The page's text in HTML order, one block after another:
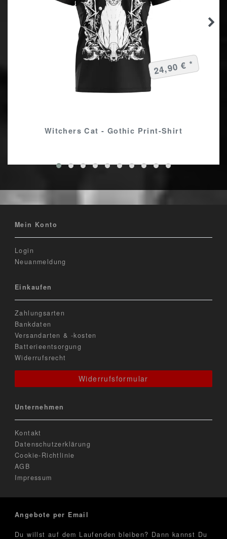
Witchers Cat - Gothic Print-Shirt
24,90 € *
Mein Konto
Login
Neuanmeldung
Einkaufen
Zahlungsarten
Bankdaten
Versandarten & -kosten
Batterieentsorgung
Widerrufsrecht
Widerrufsformular
Unternehmen
Kontakt
Datenschutzerklärung
Cookie-Richtlinie
AGB
Impressum
Angebote per Email
Du willst auf dem Laufenden bleiben? Dann kannst Du